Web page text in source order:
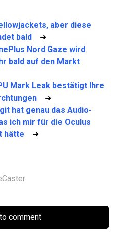
aber diese
bald ➜
Nord Gaze wird
bald auf den Markt
Mark Leak bestätigt Ihre
➜
hat genau das Audio-
ich mir für die Oculus
hätte ➜
comment